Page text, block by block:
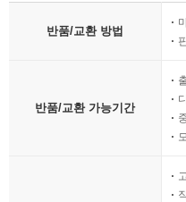
반품/교환 방법
반품/교환 가능기간